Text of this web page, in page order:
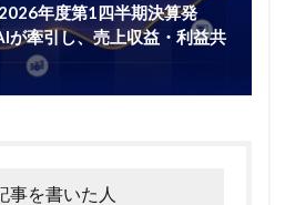
年度第1四半期決算発
が牽引し、売上収益・利益共
事を書いた人